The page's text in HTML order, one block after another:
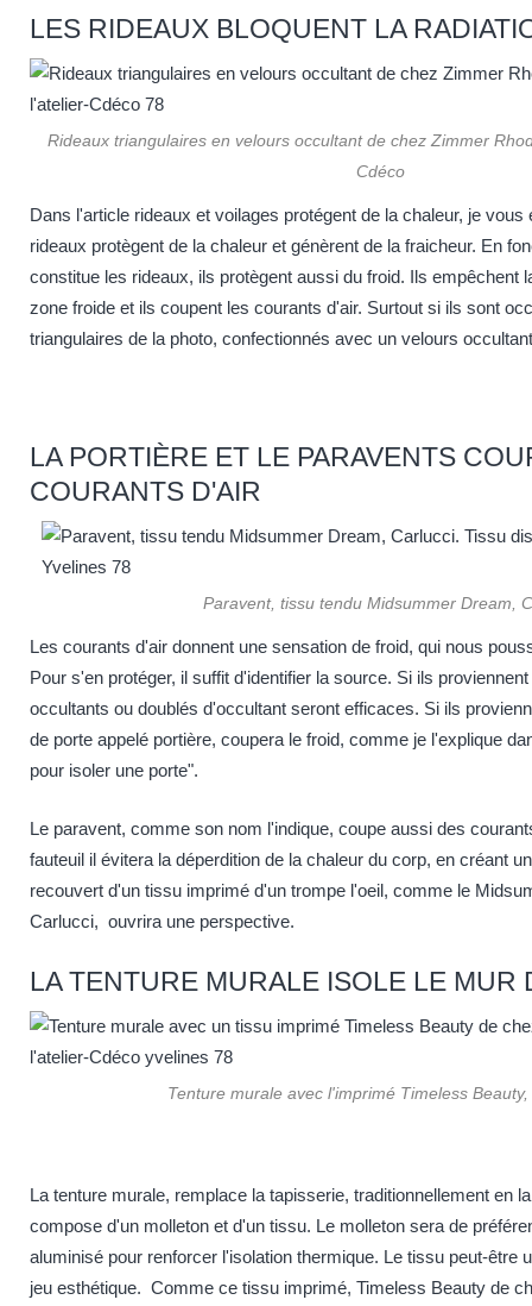
LES RIDEAUX BLOQUENT LA
Rideaux triangulaires en velours occultant de chez Zimmer
Cdéco
Dans l'article rideaux et voilages protégent de la chaleur, je vous
rideaux protègent de la chaleur et génèrent de la fraicheur. En
constitue les rideaux, ils protègent aussi du froid. Ils empêchent
zone froide et ils coupent les courants d'air. Surtout si ils sont
triangulaires de la photo, confectionnés avec un velours
LA PORTIÈRE ET LE PARAVENTS
COURANTS D'AIR
Paravent, tissu tendu Midsummer Dream,
Les courants d'air donnent une sensation de froid, qui nous
Pour s'en protéger, il suffit d'identifier la source. Si ils
occultants ou doublés d'occultant seront efficaces. Si ils
de porte appelé portière, coupera le froid, comme je l'explique
pour isoler une porte".
Le paravent, comme son nom l'indique, coupe aussi des
fauteuil il évitera la déperdition de la chaleur du corp, en créant
recouvert d'un tissu imprimé d'un trompe l'oeil, comme le
Carlucci, ouvrira une perspective.
LA TENTURE MURALE ISOLE LE MUR
Tenture murale avec l'imprimé Timeless Beauty,
La tenture murale, remplace la tapisserie, traditionnellement en
compose d'un molleton et d'un tissu. Le molleton sera de
aluminisé pour renforcer l'isolation thermique. Le tissu peut-être
jeu esthétique. Comme ce tissu imprimé, Timeless Beauty de